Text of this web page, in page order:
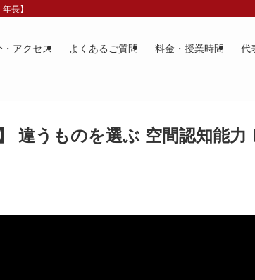
長】
アクセス よくあるご質問 料金・授業時間 代
違うものを選ぶ 空間認知能